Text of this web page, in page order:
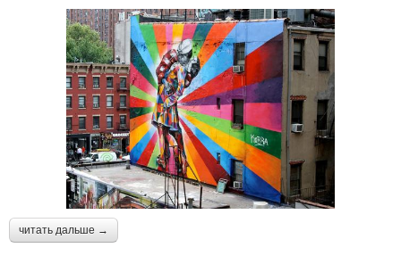
читать дальше →